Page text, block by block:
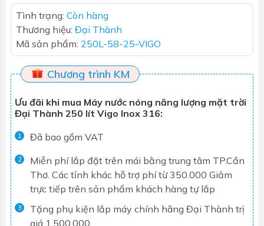
Tình trạng: Còn hàng
Thương hiệu: Đại Thành
Mã sản phẩm: 250L-58-25-VIGO
Chương trình KM
Ưu đãi khi mua Máy nước nóng năng lượng mặt trời
Đại Thành 250 lít Vigo Inox 316:
1 Đã bao gồm VAT
2
Miễn phí lắp đặt trên mái bằng trung tâm TP.Cần
Thơ. Các tỉnh khác hỗ trợ phí từ 350.000 Giảm
trực tiếp trên sản phẩm khách hàng tự lắp
3
Tặng phụ kiện lắp máy chính hãng Đại Thành trị
giá 1.500.000